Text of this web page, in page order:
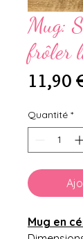
Mug:
frôler
11,90
Quantité *
Mug en